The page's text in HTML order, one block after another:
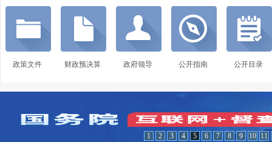
政策文件 财政预决算 政府领导 公开指南 公开目录
1 2 3 4 5 6 7 8 9 10 11